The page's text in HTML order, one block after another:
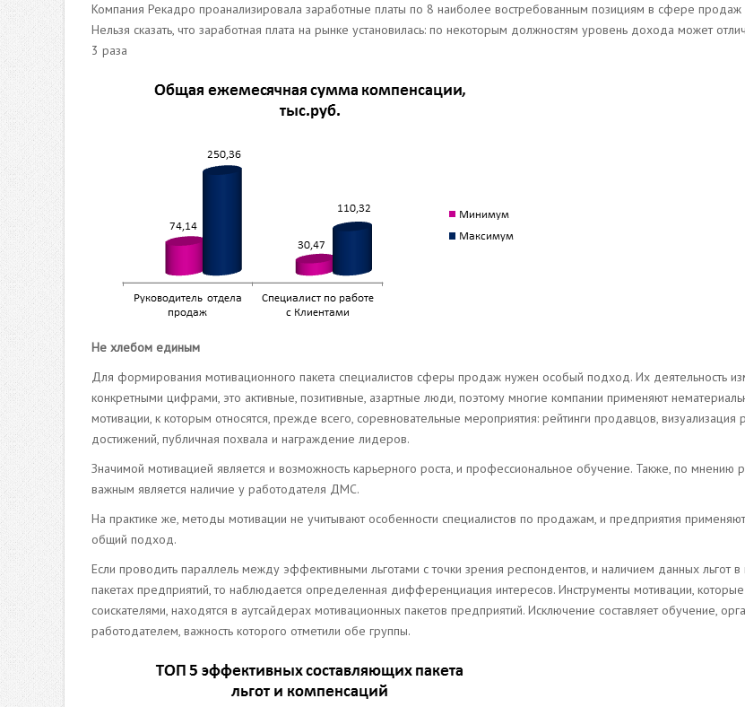
Компания Рекадро проанализировала заработные платы по 8 наиболее востребованным позициям в сфере продаж
Нельзя сказать, что заработная плата на рынке установилась: по некоторым должностям уровень дохода может
3 раза
Не хлебом единым
Для формирования мотивационного пакета специалистов сферы продаж нужен особый подход. Их деятельность
конкретными цифрами, это активные, позитивные, азартные люди, поэтому многие компании применяют
мотивации, к которым относятся, прежде всего, соревновательные мероприятия: рейтинги продавцов, визуализация
достижений, публичная похвала и награждение лидеров.
Значимой мотивацией является и возможность карьерного роста, и профессиональное обучение. Также, по мнению
важным является наличие у работодателя ДМС.
На практике же, методы мотивации не учитывают особенности специалистов по продажам, и предприятия
общий подход.
Если проводить параллель между эффективными льготами с точки зрения респондентов, и наличием данных льгот
пакетах предприятий, то наблюдается определенная дифференциация интересов. Инструменты мотивации,
соискателями, находятся в аутсайдерах мотивационных пакетов предприятий. Исключение составляет обучение,
работодателем, важность которого отметили обе группы.